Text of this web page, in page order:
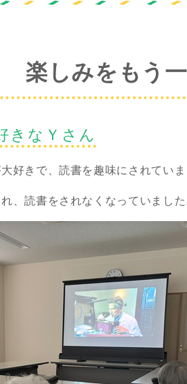
楽しみをもう
きなＹさん
好きで、読書を趣味にされてい
、読書をされなくなっていました